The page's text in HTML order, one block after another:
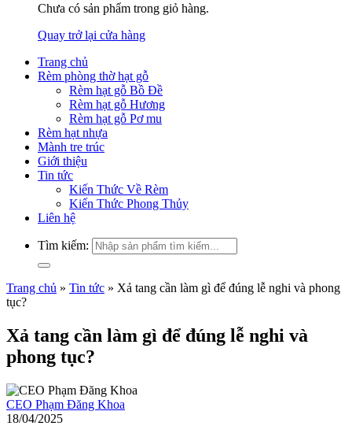
Chưa có sản phẩm trong giỏ hàng.
Quay trở lại cửa hàng
Trang chủ
Rèm phòng thờ hạt gỗ
Rèm hạt gỗ Bồ Đề
Rèm hạt gỗ Hương
Rèm hạt gỗ Pơ mu
Rèm hạt nhựa
Mành tre trúc
Giới thiệu
Tin tức
Kiến Thức Về Rèm
Kiến Thức Phong Thủy
Liên hệ
Tìm kiếm:
Trang chủ » Tin tức » Xả tang cần làm gì để đúng lễ nghi và phong
tục?
Xả tang cần làm gì để đúng lễ nghi và
phong tục?
CEO Phạm Đăng Khoa
18/04/2025